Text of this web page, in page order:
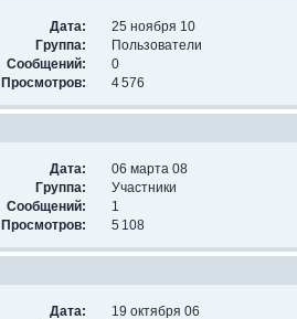
Дата:
25 ноября 10
Группа:
Пользователи
Сообщений:
0
Просмотров:
4 576
Дата:
06 марта 08
Группа:
Участники
Сообщений:
1
Просмотров:
5 108
Дата:
19 октября 06